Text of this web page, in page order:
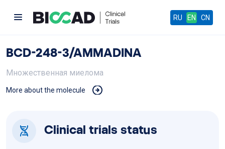
RU EN CN
BCD-248-3/AMMADINA
More about the molecule
Множественная миелома
Clinical trials status